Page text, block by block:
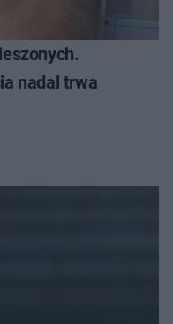
nadal trwa